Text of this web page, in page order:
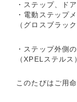
・ステップ、ド
・電動ステップ
（グロスブラッ
・ステップ外側
（XPELステルス）
このたびはご用